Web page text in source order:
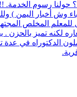
حولنا رسوم الخدمة.
وش أخبار اليمن )
.ثم ترجل بعد خدمته
لكنه تميز